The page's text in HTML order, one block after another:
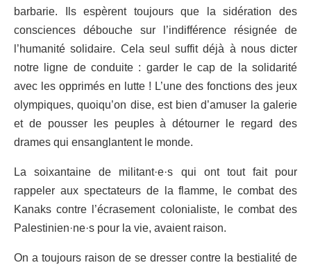
barbarie. Ils espèrent toujours que la sidération des
consciences débouche sur l’indifférence résignée de
l’humanité solidaire. Cela seul suffit déjà à nous dicter
notre ligne de conduite : garder le cap de la solidarité
avec les opprimés en lutte ! L’une des fonctions des jeux
olympiques, quoiqu’on dise, est bien d’amuser la galerie
et de pousser les peuples à détourner le regard des
drames qui ensanglantent le monde.
La soixantaine de militant·e·s qui ont tout fait pour
rappeler aux spectateurs de la flamme, le combat des
Kanaks contre l’écrasement colonialiste, le combatdes
Palestinien·ne·s pour la vie, avaient raison.
On a toujours raison de se dresser contre la bestialité de